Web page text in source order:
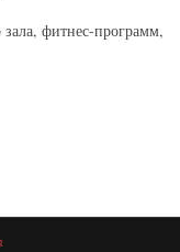
фитнес-программ,